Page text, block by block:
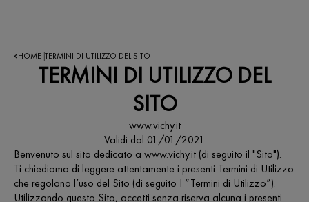
HOME TERMINI DI UTILIZZO DEL SITO
TERMINI DI UTILIZZO DEL
SITO
www.vichy.it
Validi dal 01/01/2021
Benvenuto sul sito dedicato a www.vichy.it (di seguito il "Sito").
Ti chiediamo di leggere attentamente i presenti Termini di Utilizzo
che regolano l’uso del Sito (di seguito I “Termini di Utilizzo”).
Utilizzando questo Sito, accetti senza riserva alcuna i presenti